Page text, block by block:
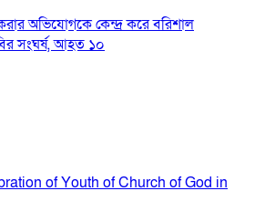
অভিযোগকে কেন্দ্র করে বরিশাল
সংঘর্ষ, আহত ১০
of Youth of Church of God in